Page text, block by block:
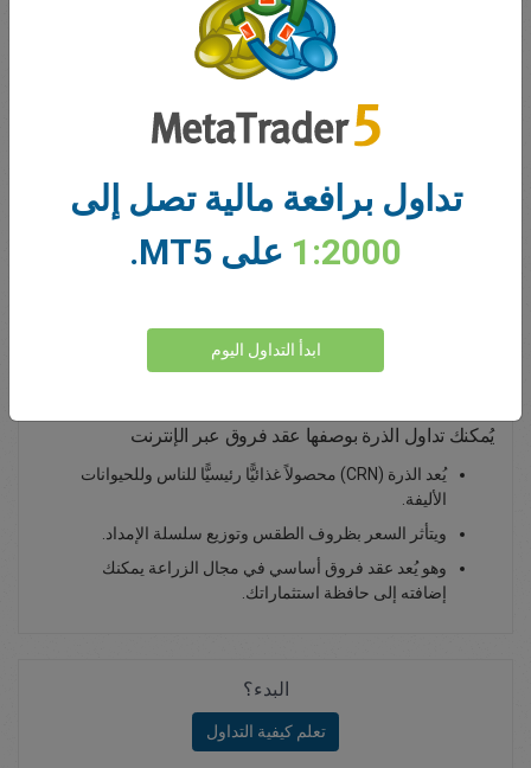
مكافآتي
يداع أموال
يُمكنك تداول الذرة بوصفها عقد فروق عبر الإنترنت
يُعد الذرة (CRN) محصولاً غذائيًّا رئيسيًّا للناس وللحيوانات
الأليفة.
ويتأثر السعر بظروف الطقس وتوزيع سلسلة الإمداد.
وهو يُعد عقد فروق أساسي في مجال الزراعة يمكنك
إضافته إلى حافظة استثماراتك.
البدء؟
تعلم كيفية التداول
تداول برافعة مالية تصل إلى
1:2000 على MT5.
ابدأ التداول اليوم